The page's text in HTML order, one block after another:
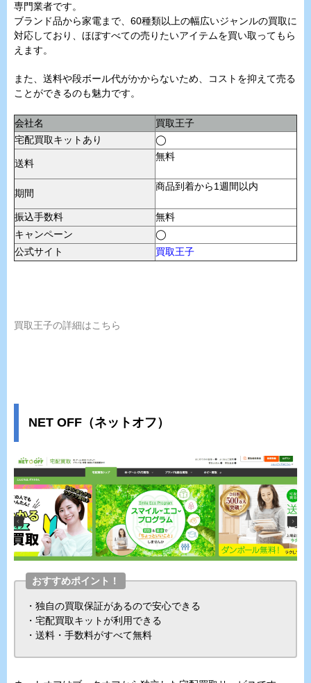
専門業者です。
ブランド品から家電まで、60種類以上の幅広いジャンルの買取に
対応しており、ほぼすべての売りたいアイテムを買い取ってもら
えます。
また、送料や段ボール代がかからないため、コストを抑えて売る
ことができるのも魅力です。
会社名
買取王子
宅配買取キットあり
◯
送料
無料
期間
商品到着から1週間以内
振込手数料
無料
キャンペーン
◯
公式サイト
買取王子
買取王子の詳細はこちら
NET OFF（ネットオフ）
おすすめポイント！
・独自の買取保証があるので安心できる
・宅配買取キットが利用できる
・送料・手数料がすべて無料